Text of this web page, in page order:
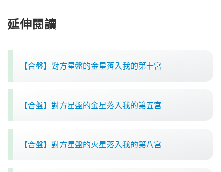
延伸閱讀
【合盤】對方星盤的金星落入我的第十宮
【合盤】對方星盤的金星落入我的第五宮
【合盤】對方星盤的火星落入我的第八宮